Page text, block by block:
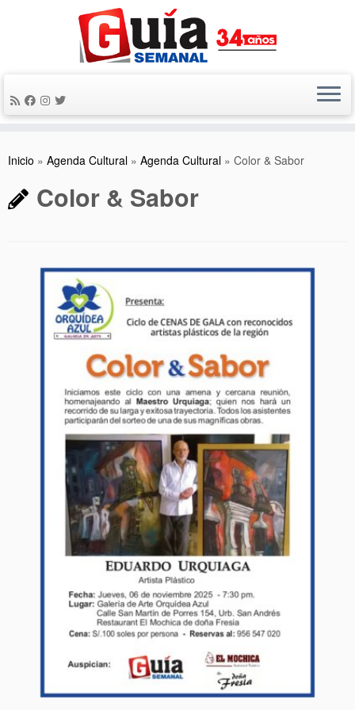
Inicio » Agenda Cultural » Agenda Cultural » Color & Sabor
Color & Sabor